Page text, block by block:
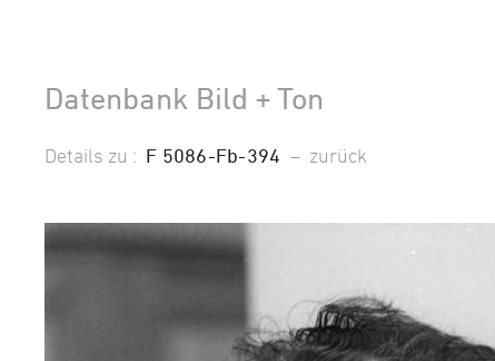
Datenbank Bild + Ton
Details zu : F 5086-Fb-394 – zurück